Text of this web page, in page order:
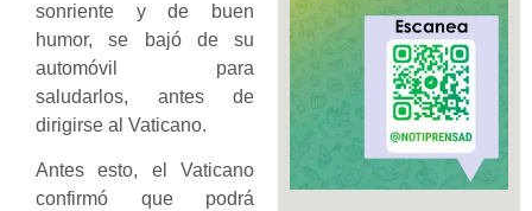
sonriente y de buen
humor, se bajó de su
automóvil para
saludarlos, antes de
dirigirse al Vaticano.
Antes esto, el Vaticano
confirmó que podrá